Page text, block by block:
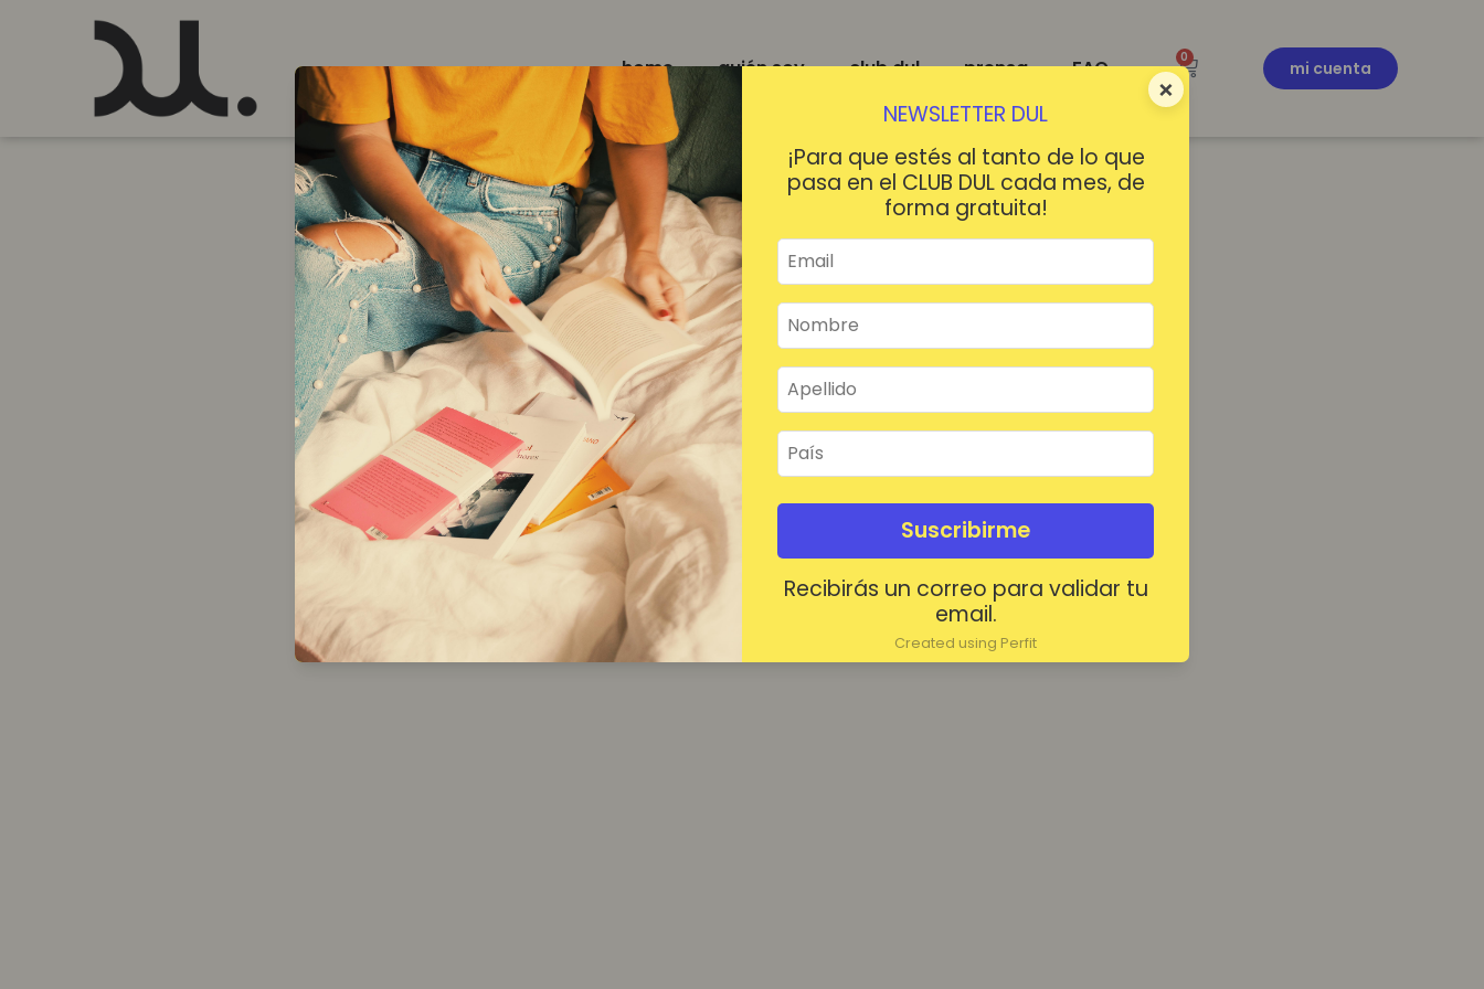
×
NEWSLETTER DUL
¡Para que estés al tanto de lo que
pasa en el CLUB DUL cada mes, de
forma gratuita!
Suscribirme
Recibirás un correo para validar tu
email.
Created using Perfit
home quién soy club dul prensa FAQ 0
mi cuenta
¡HOLA!
Mantenerme conectado ¿Contraseña olvidada?
Acceder